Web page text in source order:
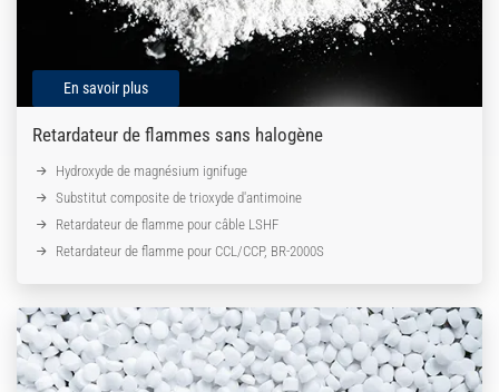
En savoir plus
Retardateur de flammes sans halogène
Hydroxyde de magnésium ignifuge
Substitut composite de trioxyde d'antimoine
Retardateur de flamme pour câble LSHF
Retardateur de flamme pour CCL/CCP, BR-2000S